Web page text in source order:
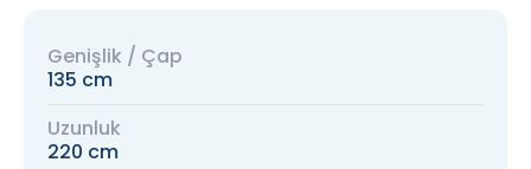
Genişlik / Çap
135 cm
Uzunluk
220 cm